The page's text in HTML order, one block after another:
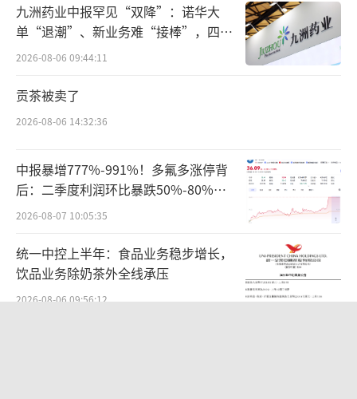
九洲药业中报罕见“双降”：诺华大
单“退潮”、新业务难“接棒”，四大
难关待闯
2026-08-06 09:44:11
贡茶被卖了
2026-08-06 14:32:36
中报暴增777%-991%！多氟多涨停背
后：二季度利润环比暴跌50%-80%，
是黄金坑还是陷阱？
2026-08-07 10:05:35
统一中控上半年：食品业务稳步增长，
饮品业务除奶茶外全线承压
2026-08-06 09:56:12